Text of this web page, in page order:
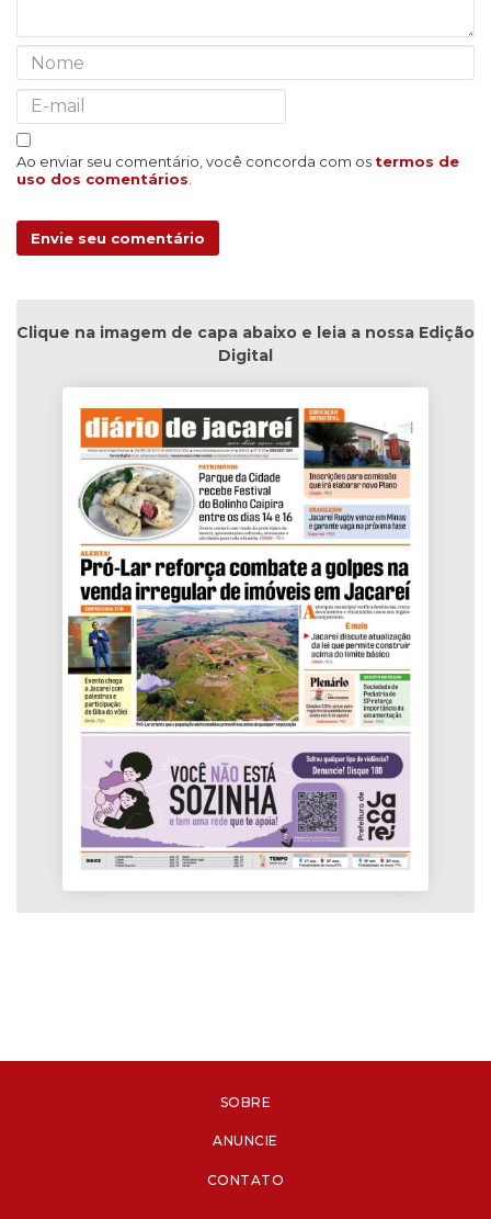
Ao enviar seu comentário, você concorda com os termos de
uso dos comentários.
Envie seu comentário
Clique na imagem de capa abaixo e leia a nossa Edição
Digital
SOBRE
ANUNCIE
CONTATO